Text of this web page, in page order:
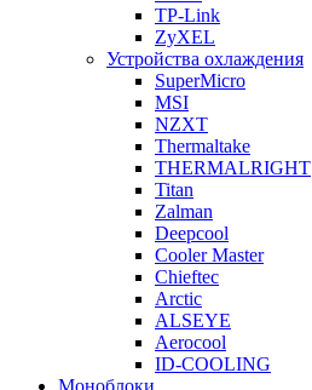
TP-Link
ZyXEL
Устройства охлаждения
SuperMicro
MSI
NZXT
Thermaltake
THERMALRIGHT
Titan
Zalman
Deepcool
Cooler Master
Chieftec
Arctic
ALSEYE
Aerocool
ID-COOLING